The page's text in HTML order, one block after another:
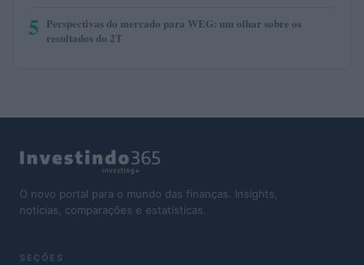
5 Perspectivas do mercado para WEG: um olhar sobre os
resultados do 2T
O novo portal para o mundo das finanças. Insights,
notícias, comparações e estatísticas.
SEÇÕES